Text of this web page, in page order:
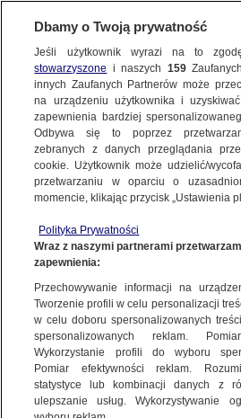
BIURO REKLAMY TVN MEDIA
Jest to integracja Klienta z planszą
krótkiej formy reklamowej
break. W połączeniu ze spotem
skrzydełko tworzy jednocześnie
uwagę widzów
KIDS
COMEDY CENTRAL:
Dbamy o Twoją prywatność
Jeśli użytkownik wyrazi na to
stowarzyszone i naszych 159
innych Zaufanych Partnerów może
na urządzeniu użytkownika i
zapewnienia bardziej
Odbywa się to poprzez
zebranych z danych przeglądania
cookie. Użytkownik może udzielić/
przetwarzaniu w oparciu o
momencie, klikając przycisk „Ustawienia
Polityka Prywatności
Wraz z naszymi partnerami
zapewnienia:
Przechowywanie informacji na
Tworzenie profili w celu personalizacji
w celu doboru spersonalizowanych
spersonalizowanych reklam.
Wykorzystanie profili do wyboru
Pomiar efektywności reklam.
statystyce lub kombinacji danych z
ulepszanie usług. Wykorzystywanie